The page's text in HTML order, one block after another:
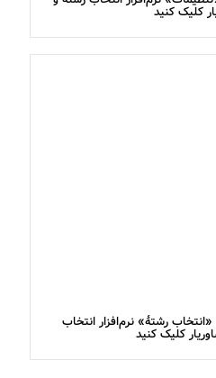
کلیک کنید
رشتۀ» نرم‌افزار انتخاب
کلیک کنید